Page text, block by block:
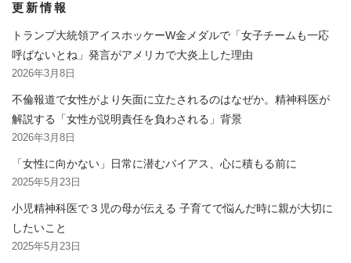
更新情報
トランプ大統領アイスホッケーW金メダルで「女子チームも一応
呼ばないとね」発言がアメリカで大炎上した理由
2026年3月8日
不倫報道で女性がより矢面に立たされるのはなぜか。精神科医が
解説する「女性が説明責任を負わされる」背景
2026年3月8日
「女性に向かない」日常に潜むバイアス、心に積もる前に
2025年5月23日
小児精神科医で３児の母が伝える 子育てで悩んだ時に親が大切に
したいこと
2025年5月23日